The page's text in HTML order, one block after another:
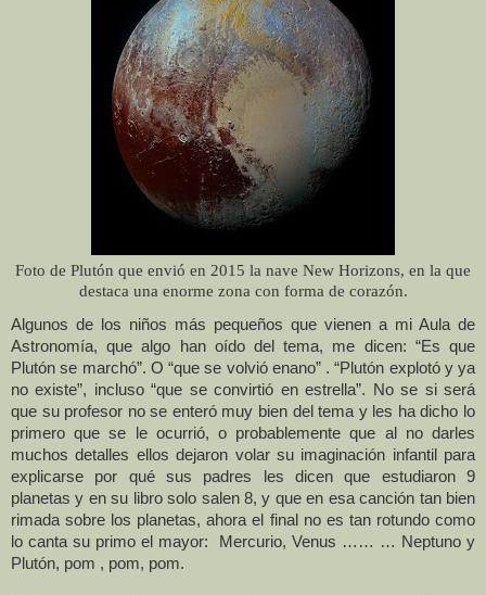
Foto de Plutón que envió en 2015 la nave New Horizons, en la que
destaca una enorme zona con forma de corazón.
Algunos de los niños más pequeños que vienen a mi Aula de
Astronomía, que algo han oído del tema, me dicen: “Es que
Plutón se marchó”. O “que se volvió enano” . “Plutón explotó y ya
no existe”, incluso “que se convirtió en estrella”. No se si será
que su profesor no se enteró muy bien del tema y les ha dicho lo
primero que se le ocurrió, o probablemente que al no darles
muchos detalles ellos dejaron volar su imaginación infantil para
explicarse por qué sus padres les dicen que estudiaron 9
planetas y en su libro solo salen 8, y que en esa canción tan bien
rimada sobre los planetas, ahora el final no es tan rotundo como
lo canta su primo el mayor:
Mercurio, Venus …… … Neptuno y
Plutón, pom , pom, pom.